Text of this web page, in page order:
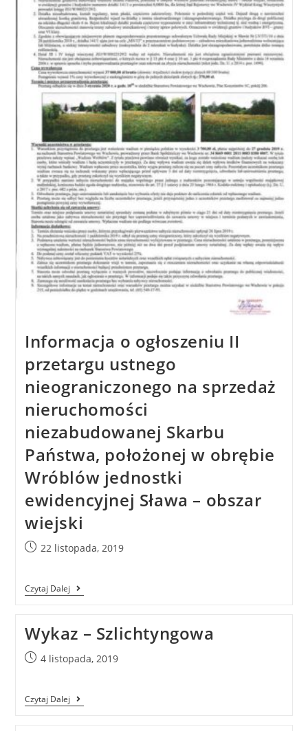
Informacja o ogłoszeniu II
przetargu ustnego
nieograniczonego na sprzedaż
nieruchomości
niezabudowanej Skarbu
Państwa, położonej w obrębie
Wróblów jednostki
ewidencyjnej Sława – obszar
wiejski
22 listopada, 2019
Czytaj Dalej
Wykaz – Szlichtyngowa
4 listopada, 2019
Czytaj Dalej